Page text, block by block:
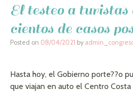
El testeo a
cientos de casos
Posted on 08/04/2021 by
Hasta hoy, el Gobierno porte??o
que viajan en auto el Centro